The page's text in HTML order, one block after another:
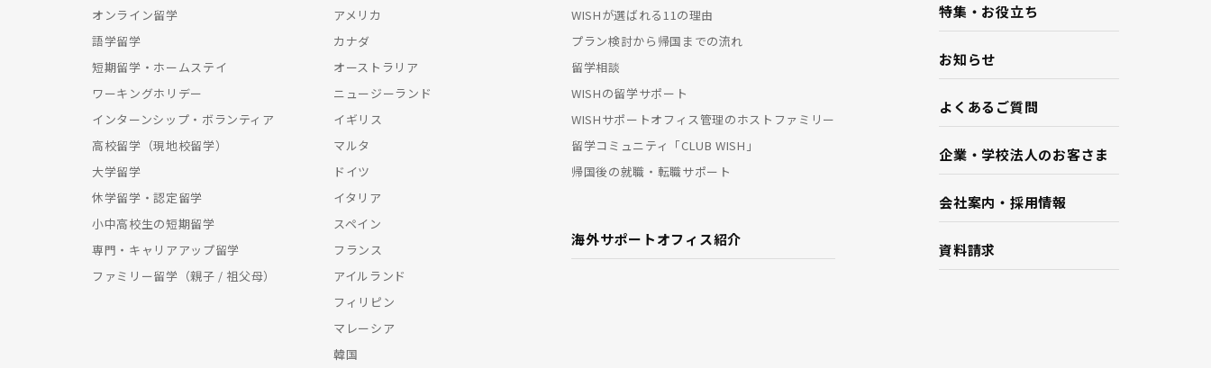
オンライン留学
語学留学
短期留学・ホームステイ
ワーキングホリデー
インターンシップ・ボランティア
高校留学（現地校留学）
大学留学
休学留学・認定留学
小中高校生の短期留学
専門・キャリアアップ留学
ファミリー留学（親子 / 祖父母）
アメリカ
カナダ
オーストラリア
ニュージーランド
イギリス
マルタ
ドイツ
イタリア
スペイン
フランス
アイルランド
フィリピン
マレーシア
韓国
WISHが選ばれる11の理由
プラン検討から帰国までの流れ
留学相談
WISHの留学サポート
WISHサポートオフィス管理のホストファミリー
留学コミュニティ「CLUB WISH」
帰国後の就職・転職サポート
海外サポートオフィス紹介
特集・お役立ち
お知らせ
よくあるご質問
企業・学校法人のお客さま
会社案内・採用情報
資料請求